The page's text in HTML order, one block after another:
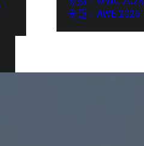
专题：AWE 2026